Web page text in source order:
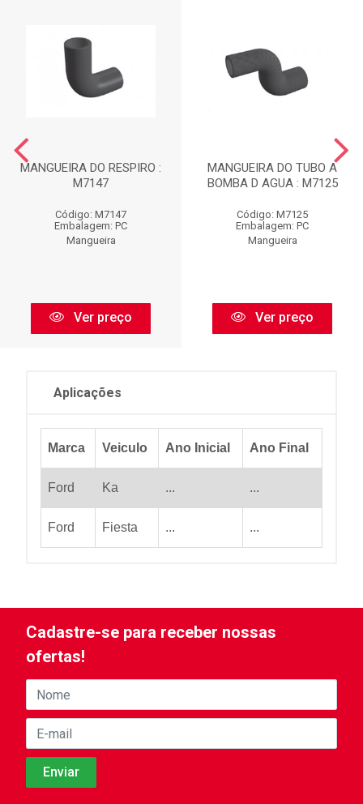
MANGUEIRA DO RESPIRO :
M7147
Código: M7147
Embalagem: PC
Mangueira
Ver preço
MANGUEIRA DO TUBO A
BOMBA D AGUA : M7125
Código: M7125
Embalagem: PC
Mangueira
Ver preço
Aplicações
Marca Veiculo Ano Inicial Ano Final
Ford Ka ... ...
Ford Fiesta ... ...
Cadastre-se para receber nossas
ofertas!